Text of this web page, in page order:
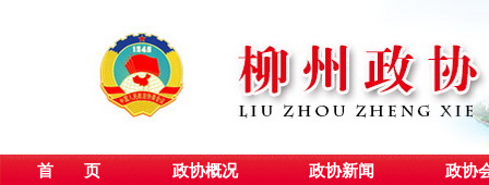
首 页 政协概况 政协新闻
政协